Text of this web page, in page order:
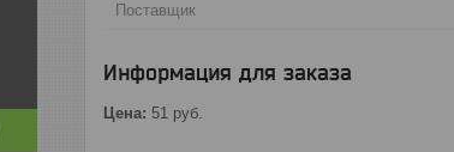
Поставщик
Информация для заказа
Цена: 51 руб.